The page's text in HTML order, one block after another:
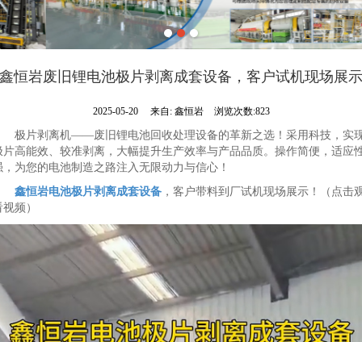
鑫恒岩废旧锂电池极片剥离成套设备，客户试机现场展
2025-05-20 来自: 鑫恒岩 浏览次数:823
极片剥离机——废旧锂电池回收处理设备的革新之选！采用科技，实
片高能效、较准剥离，大幅提升生产效率与产品品质。操作简便，适应
，为您的电池制造之路注入无限动力与信心！
鑫恒岩电池极片剥离成套设备，客户带料到厂试机现场展示！（点击
频）